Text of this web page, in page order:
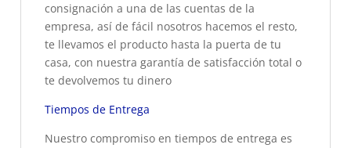
consignación a una de las cuentas de la
empresa, así de fácil nosotros hacemos el resto,
te llevamos el producto hasta la puerta de tu
casa, con nuestra garantía de satisfacción total o
te devolvemos tu dinero
Tiempos de Entrega
Nuestro compromiso en tiempos de entrega es